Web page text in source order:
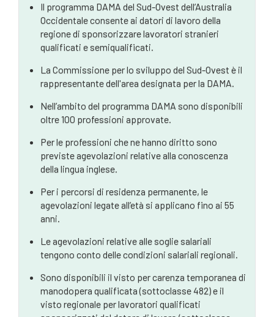
Il processo di approvazione e richiesta
Valutazione delle competenze DAMA
Settori chiave supportati dalla DAMA del sud-ovest
dell'Australia Occidentale
Opportunità di residenza permanente
specializzati in migrazione
Domande frequenti
Il programma DAMA del Sud-Ovest dell’Australia
Occidentale consente ai datori di lavoro della
regione di sponsorizzare lavoratori stranieri
qualificati e semiqualificati.
La Commissione per lo sviluppo del Sud-Ovest è il
rappresentante dell'area designata per la DAMA.
Nell’ambito del programma DAMA sono disponibili
oltre 100 professioni approvate.
Per le professioni che ne hanno diritto sono
previste agevolazioni relative alla conoscenza
della lingua inglese.
Per i percorsi di residenza permanente, le
agevolazioni legate all’età si applicano fino ai 55
anni.
Le agevolazioni relative alle soglie salariali
tengono conto delle condizioni salariali regionali.
Sono disponibili il visto per carenza temporanea di
manodopera qualificata (sottoclasse 482) e il
visto regionale per lavoratori qualificati